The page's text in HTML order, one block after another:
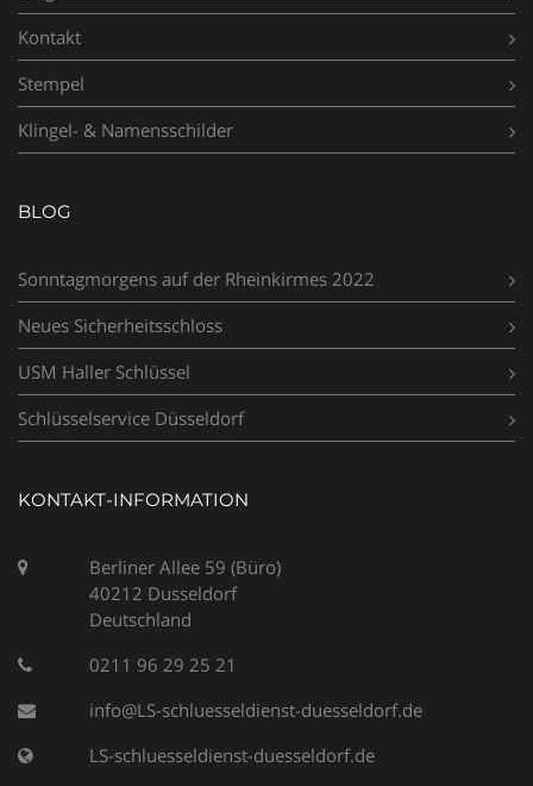
Kontakt
Stempel
Klingel- & Namensschilder
BLOG
Sonntagmorgens auf der Rheinkirmes 2022
Neues Sicherheitsschloss
USM Haller Schlüssel
Schlüsselservice Düsseldorf
KONTAKT-INFORMATION
Berliner Allee 59 (Büro)
40212 Dusseldorf
Deutschland
0211 96 29 25 21
info@LS-schluesseldienst-duesseldorf.de
LS-schluesseldienst-duesseldorf.de